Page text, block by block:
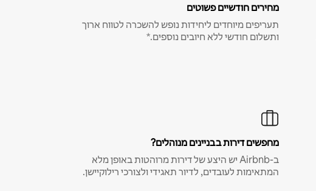
מחירים חודשיים פשוטים
תעריפים מיוחדים ליחידות נופש להשכרה לטווח ארוך
ותשלום חודשי ללא חיובים נוספים.*
מחפשים דירות בבניינים מנוהלים?
ב-Airbnb יש היצע של דירות מרוהטות באופן מלא
המתאימות לעובדים, לדיור תאגידי ולצורכי רילוקיישן.